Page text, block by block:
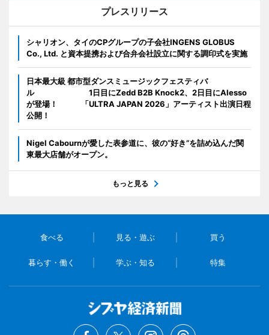
プレスリリース
シャリオン、タイのCPグループの子会社INGENS GLOBUS
Co., Ltd. と資本提携および合弁会社設立に関する調印式を実施
日本最大級 都市型ダンスミュージックフェスティバ
ル 1日目にZedd B2B Knock2、2日目にAlesso
が登場！ 「ULTRA JAPAN 2026」アーティスト出演日程
公開！
Nigel Cabournが愛した表参道に、彼の“好き”を詰め込んだ関
東最大店舗がオープン。
もっと見る
食べる 見る・遊ぶ 買う
暮らす・働く 学ぶ・知る 特集